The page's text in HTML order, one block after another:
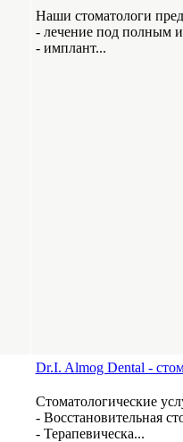
Наши стоматологи
- лечение под полным
- имплант...
Dr.I. Almog Dental -
Стоматологические
- Восстановительная
- Терапевическа...